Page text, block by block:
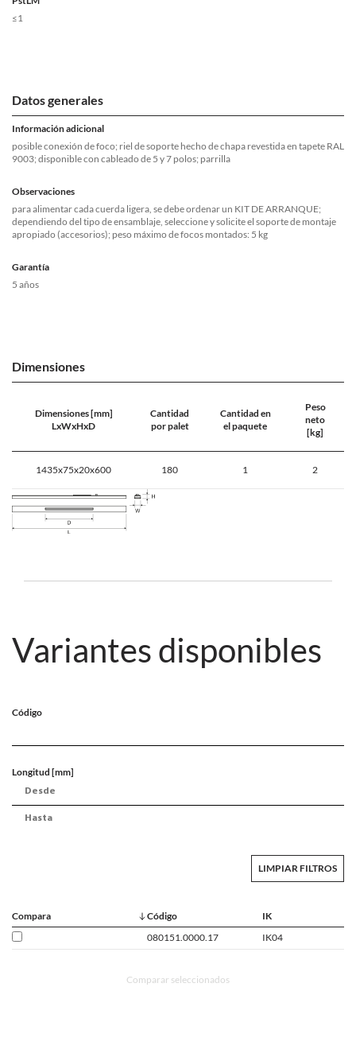
≤1
Datos generales
Información adicional
posible conexión de foco; riel de soporte hecho de chapa revestida en tapete RAL
9003; disponible con cableado de 5 y 7 polos; parrilla
Observaciones
para alimentar cada cuerda ligera, se debe ordenar un KIT DE ARRANQUE;
dependiendo del tipo de ensamblaje, seleccione y solicite el soporte de montaje
apropiado (accesorios); peso máximo de focos montados: 5 kg
Garantía
5 años
Dimensiones
Dimensiones [mm]
LxWxHxD
Cantidad
por palet
Cantidad en
el paquete
Peso
neto
[kg]
1435x75x20x600 180 1 2
Variantes disponibles
Código
Longitud [mm]
LIMPIAR FILTROS
Compara Código
IK
080151.0000.17
IK04
Comparar seleccionados